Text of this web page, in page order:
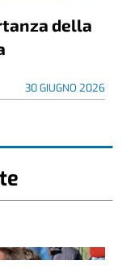
della
30 GIUGNO 2026